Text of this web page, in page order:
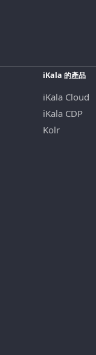
iKala 的產品
iKala Cloud
iKala CDP
Kolr